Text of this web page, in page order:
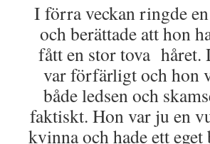
I förra veckan ringde
och berättade att hon
fått en stor tova håret.
var förfärligt och hon
både ledsen och
faktiskt. Hon var ju en
kvinna och hade ett eget